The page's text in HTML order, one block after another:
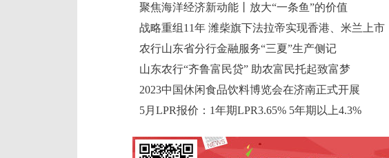
聚焦海洋经济新动能丨放大“一条鱼”的价值
战略重组11年 潍柴旗下法拉帝实现香港、米兰上市
农行山东省分行金融服务“三夏”生产侧记
山东农行“齐鲁富民贷” 助农富民托起致富梦
2023中国休闲食品饮料博览会在济南正式开展
5月LPR报价：1年期LPR3.65% 5年期以上4.3%